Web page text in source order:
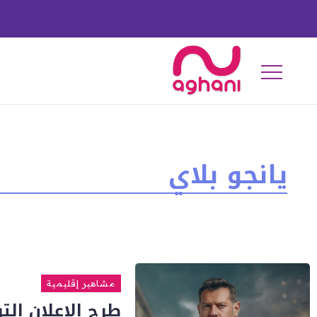
يانجو بلاي
مشاهير إقليمية
طرح الإعلان